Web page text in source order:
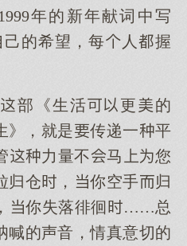
年的新年献词中写
的希望，每人握
部《生活更的
，就是传递一平
管力量不马您
归仓，你空手归
你失落徘徊……总
的声音，情真意切的